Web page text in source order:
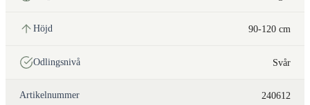
Höjd 90-120 cm
Odlingsnivå Svår
Artikelnummer 240612